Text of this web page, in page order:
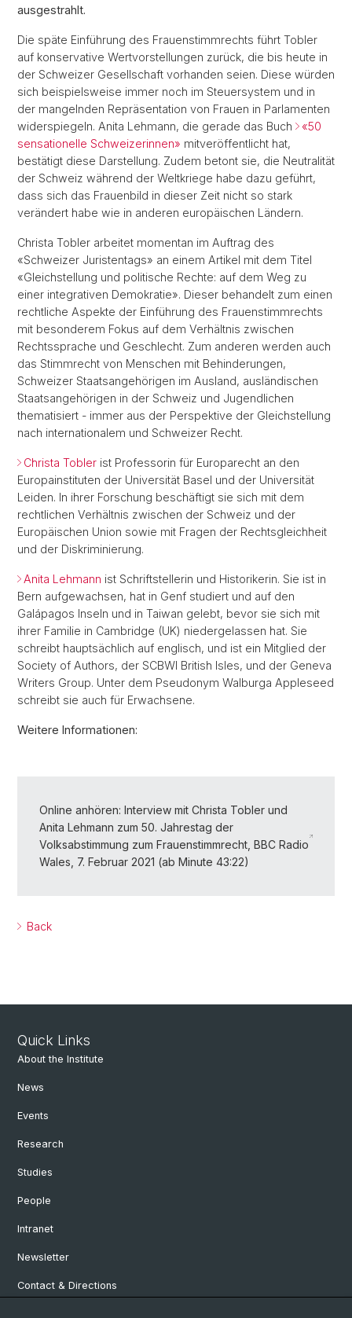
ausgestrahlt.
Die späte Einführung des Frauenstimmrechts führt Tobler
auf konservative Wertvorstellungen zurück, die bis heute in
der Schweizer Gesellschaft vorhanden seien. Diese würden
sich beispielsweise immer noch im Steuersystem und in
der mangelnden Repräsentation von Frauen in Parlamenten
widerspiegeln. Anita Lehmann, die gerade das Buch
«50
sensationelle Schweizerinnen» mitveröffentlicht hat,
bestätigt diese Darstellung. Zudem betont sie, die Neutralität
der Schweiz während der Weltkriege habe dazu geführt,
dass sich das Frauenbild in dieser Zeit nicht so stark
verändert habe wie in anderen europäischen Ländern.
Christa Tobler arbeitet momentan im Auftrag des
«Schweizer Juristentags» an einem Artikel mit dem Titel
«Gleichstellung und politische Rechte: auf dem Weg zu
einer integrativen Demokratie». Dieser behandelt zum einen
rechtliche Aspekte der Einführung des Frauenstimmrechts
mit besonderem Fokus auf dem Verhältnis zwischen
Rechtssprache und Geschlecht. Zum anderen werden auch
das Stimmrecht von Menschen mit Behinderungen,
Schweizer Staatsangehörigen im Ausland, ausländischen
Staatsangehörigen in der Schweiz und Jugendlichen
thematisiert - immer aus der Perspektive der Gleichstellung
nach internationalem und Schweizer Recht.
Christa Tobler ist Professorin für Europarecht an den
Europainstituten der Universität Basel und der Universität
Leiden. In ihrer Forschung beschäftigt sie sich mit dem
rechtlichen Verhältnis zwischen der Schweiz und der
Europäischen Union sowie mit Fragen der Rechtsgleichheit
und der Diskriminierung.
Anita Lehmann ist Schriftstellerin und Historikerin. Sie ist in
Bern aufgewachsen, hat in Genf studiert und auf den
Galápagos Inseln und in Taiwan gelebt, bevor sie sich mit
ihrer Familie in Cambridge (UK) niedergelassen hat. Sie
schreibt hauptsächlich auf englisch, und ist ein Mitglied der
Society of Authors, der SCBWI British Isles, und der Geneva
Writers Group. Unter dem Pseudonym Walburga Appleseed
schreibt sie auch für Erwachsene.
Weitere Informationen:
Online anhören: Interview mit Christa Tobler und
Anita Lehmann zum 50. Jahrestag der
Volksabstimmung zum Frauenstimmrecht, BBC Radio
Wales, 7. Februar 2021 (ab Minute 43:22)
Back
Quick Links
About the Institute
News
Events
Research
Studies
People
Intranet
Newsletter
Contact & Directions